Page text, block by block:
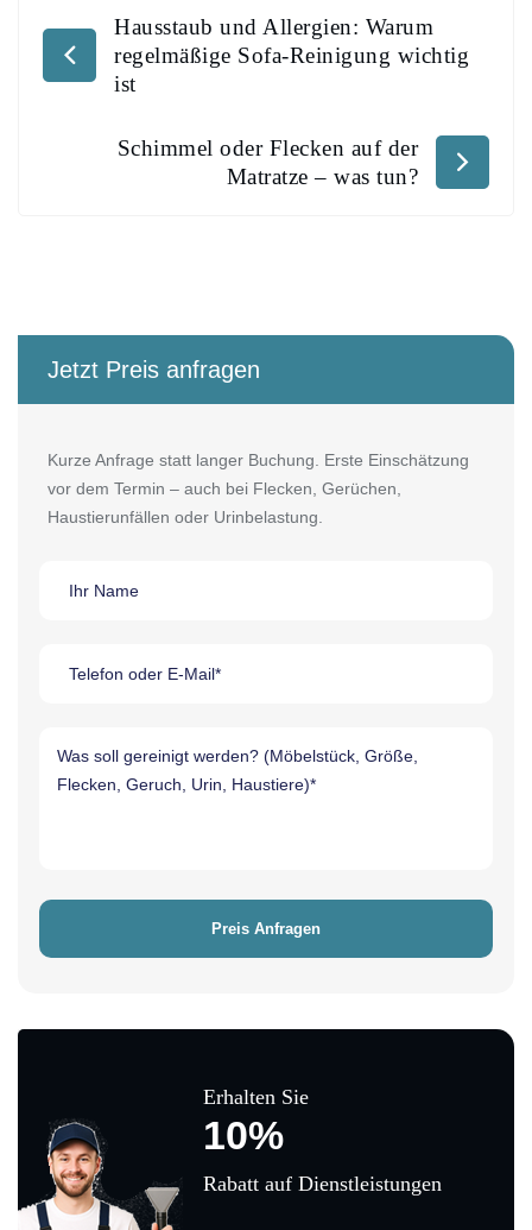
Hausstaub und Allergien: Warum
regelmäßige Sofa-Reinigung wichtig
ist
Schimmel oder Flecken auf der
Matratze – was tun?
Jetzt Preis anfragen
Kurze Anfrage statt langer Buchung. Erste Einschätzung
vor dem Termin – auch bei Flecken, Gerüchen,
Haustierunfällen oder Urinbelastung.
Erhalten Sie
10%
Rabatt auf Dienstleistungen